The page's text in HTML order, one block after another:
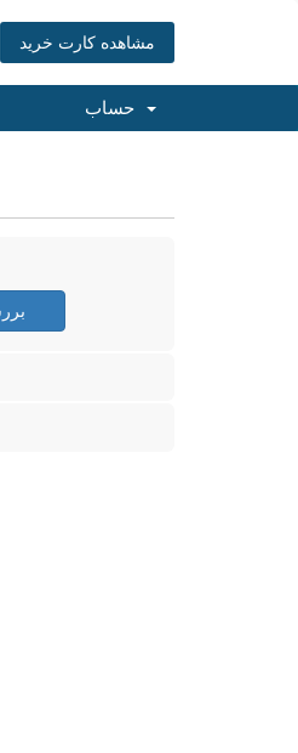
مشاهده کارت خرید